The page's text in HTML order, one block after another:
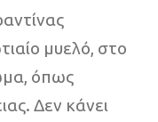
μυελό, στο
όπως
Δεν κάνει